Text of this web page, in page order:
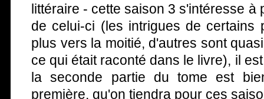
littéraire - cette saison 3 s'intéresse à
de celui-ci (les intrigues de certains
plus vers la moitié, d'autres sont
ce qui était raconté dans le livre), il
la seconde partie du tome est
première, qu'on tiendra pour ces